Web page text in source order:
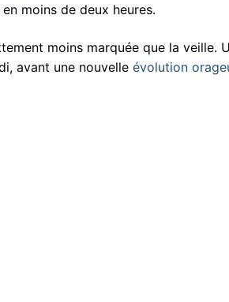
moins de deux heures.
moins marquée que la veille.
avant une nouvelle évolution